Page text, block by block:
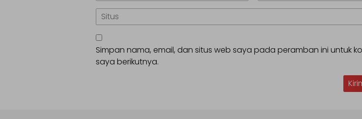
Simpan nama, email, dan situs web saya pada peramban ini untuk
saya berikutnya.